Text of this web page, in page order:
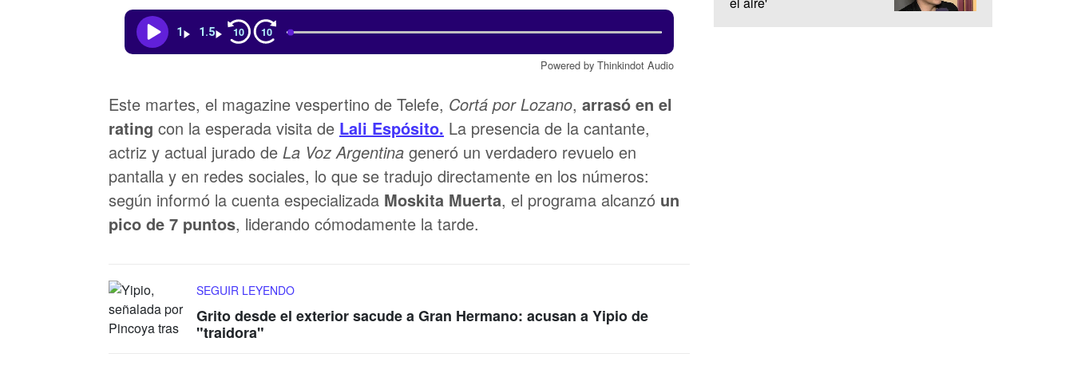
1 1.5 10 10
Powered by Thinkindot Audio
Este martes, el magazine vespertino de Telefe, Cortá por Lozano, arrasó en el
rating con la esperada visita de Lali Espósito. La presencia de la cantante,
actriz y actual jurado de La Voz Argentina generó un verdadero revuelo en
pantalla y en redes sociales, lo que se tradujo directamente en los números:
según informó la cuenta especializada Moskita Muerta, el programa alcanzó un
pico de 7 puntos, liderando cómodamente la tarde.
SEGUIR LEYENDO
Grito desde el exterior sacude a Gran Hermano: acusan a Yipio de
"traidora"